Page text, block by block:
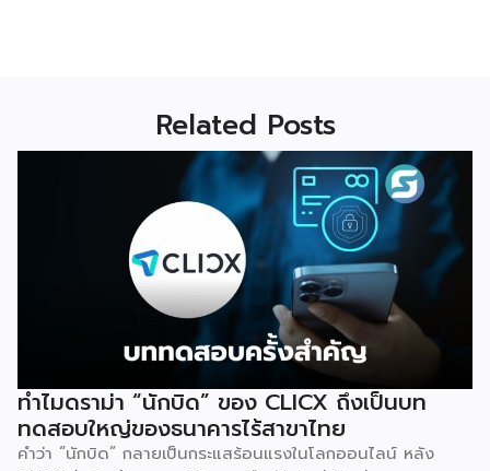
Related Posts
ทำไมดราม่า “นักบิด” ของ CLICX ถึงเป็นบท
ทดสอบใหญ่ของธนาคารไร้สาขาไทย
คำว่า “นักบิด” กลายเป็นกระแสร้อนแรงในโลกออนไลน์ หลัง